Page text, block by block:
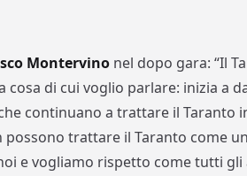
Montervino nel dopo gara: “Il
cosa di cui voglio parlare: inizia a
continuano a trattare il Taranto
trattare il Taranto come
e vogliamo rispetto come tutti